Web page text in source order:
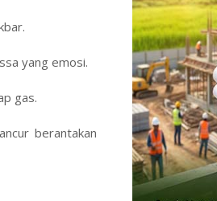
yang emosi.
gas.
berantakan